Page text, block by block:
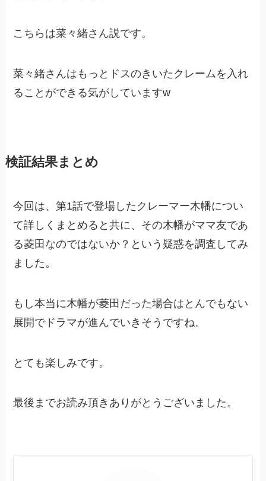
こちらは菜々緒さん説です。
菜々緒さんはもっとドスのきいたクレームを入れ
ることができる気がしていますw
検証結果まとめ
今回は、第1話で登場したクレーマー木幡につい
て詳しくまとめると共に、その木幡がママ友であ
る菱田なのではないか？という疑惑を調査してみ
ました。
もし本当に木幡が菱田だった場合はとんでもない
展開でドラマが進んでいきそうですね。
とても楽しみです。
最後までお読み頂きありがとうございました。